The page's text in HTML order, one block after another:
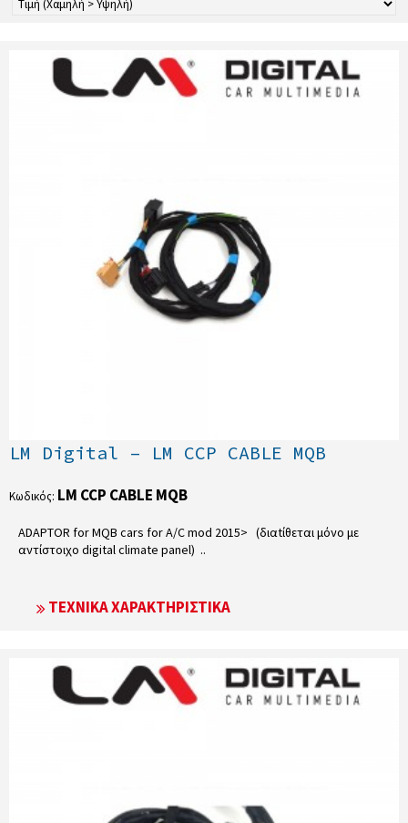
LM Digital – LM CCP CABLE MQB
Κωδικός: LM CCP CABLE MQB
ADAPTOR for MQB cars for A/C mod 2015> (διαtίθεται μόνο με
αντίστοιχο digital climate panel) ..
ΤΕΧΝΙΚΆ ΧΑΡΑΚΤΗΡΙΣΤΙΚΆ